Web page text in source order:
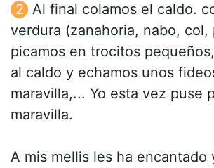
Al final colamos el caldo.
verdura (zanahoria, nabo, col,
picamos en trocitos
al caldo y echamos unos
maravilla,... Yo esta vez puse
maravilla.
A mis mellis les ha encantado